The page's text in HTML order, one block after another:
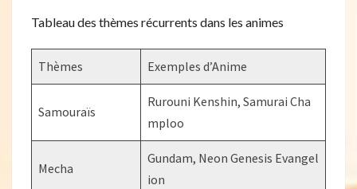
Tableau des thèmes récurrents dans les animes
Thèmes Exemples d’Anime
Samouraïs
Rurouni Kenshin, Samurai Cha
mploo
Mecha
Gundam, Neon Genesis Evangel
ion